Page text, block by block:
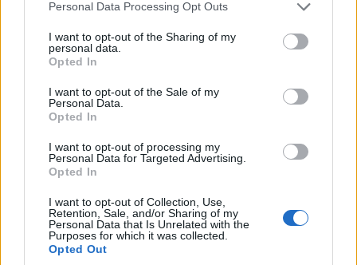
Personal Data Processing Opt Outs
I want to opt-out of the Sharing of my
personal data.
Opted In
I want to opt-out of the Sale of my
Personal Data.
Opted In
I want to opt-out of processing my
Personal Data for Targeted Advertising.
Opted In
I want to opt-out of Collection, Use,
Retention, Sale, and/or Sharing of my
Personal Data that Is Unrelated with the
Purposes for which it was collected.
Opted Out
conformismo atrofizzato. Il lavaggio del cervello è
tutto ciò che vogliono, la mascherina che parte
dalla bocca e arriva nella psiche. Il velo integrale,
il burkini non saranno mai libera scelta, ma solo
maschere di ferro in involucri di seta. “Ho scelto il
paradiso, l’ho chiamato libertà” scrive Masih.